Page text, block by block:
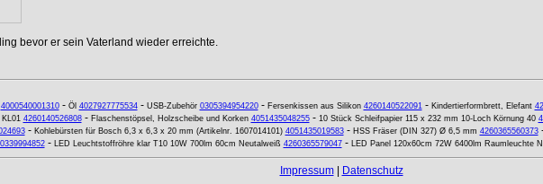
bevor er sein Vaterland wieder erreichte.
4000540001310- Öl 4027927775534- USB-Zubehör 0305394954220- Fersenkissen aus Silikon 4260140522091- Kindertierformbrett, Elefant
4260140526808- Flaschenstöpsel, Holzscheibe und Korken 4051435048255- 10 Stück Schleifpapier 115 x 232 mm 10-Loch Körnung 40
- Kohlebürsten für Bosch 6,3 x 6,3 x 20 mm (Artikelnr. 1607014101) 4051435019583- HSS Fräser (DIN 327) Ø 6,5 mm 4260365560373
- LED Leuchtstoffröhre klar T10 10W 700lm 60cm Neutalweiß 4260365579047- LED Panel 120x60cm 72W 6400lm Raumleuchte
Impressum| Datenschutz